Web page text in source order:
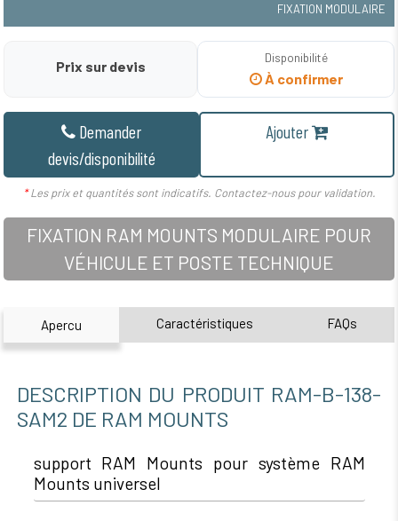
FIXATION MODULAIRE
Prix sur devis
Disponibilité
À confirmer
Demander
devis/disponibilité
Ajouter
*Les prix et quantités sont indicatifs. Contactez-nous pour validation.
FIXATION RAM MOUNTS MODULAIRE POUR
VÉHICULE ET POSTE TECHNIQUE
Apercu Caractéristiques FAQs
DESCRIPTION DU PRODUIT RAM-B-138-
SAM2 DE RAM MOUNTS
support RAM Mounts pour système RAM
Mounts universel